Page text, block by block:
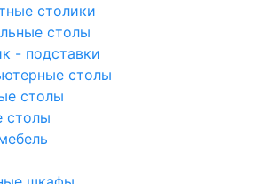
столики
столы
- подставки
столы
столы
столы